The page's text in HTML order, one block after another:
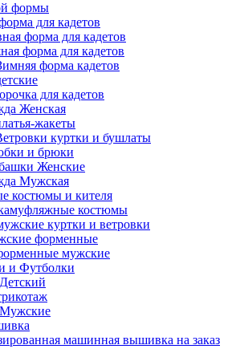
формы
для кадетов
форма для кадетов
форма для кадетов
форма кадетов
для кадетов
Женская
жакеты
куртки и бушлаты
и брюки
Женские
Мужская
костюмы и кителя
костюмы
куртки и ветровки
форменные
мужские
и Футболки
машинная вышивка на заказ